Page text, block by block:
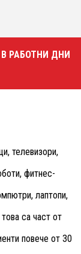
РАБОТНИ ДНИ
телевизори,
фитнес-
лаптопи,
са част от
повече от 30